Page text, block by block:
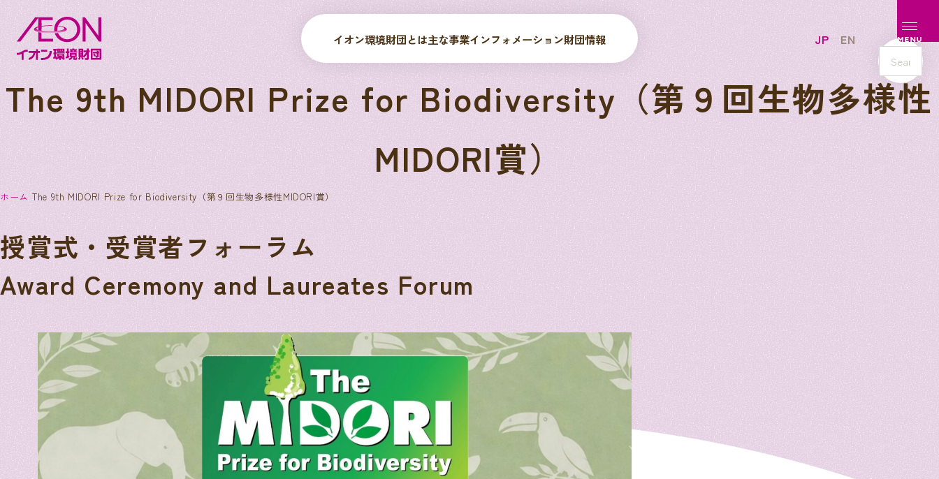
メニュ
MENU
イオン環境財団とは主な事業インフォメーション財団情報 JP
EN
s
e
a
r
c
h
The 9th MIDORI Prize for Biodiversity（第９回生物多様性
MIDORI賞）
ホーム The 9th MIDORI Prize for Biodiversity（第９回生物多様性MIDORI賞）
授賞式・受賞者フォーラム
Award Ceremony and Laureates Forum